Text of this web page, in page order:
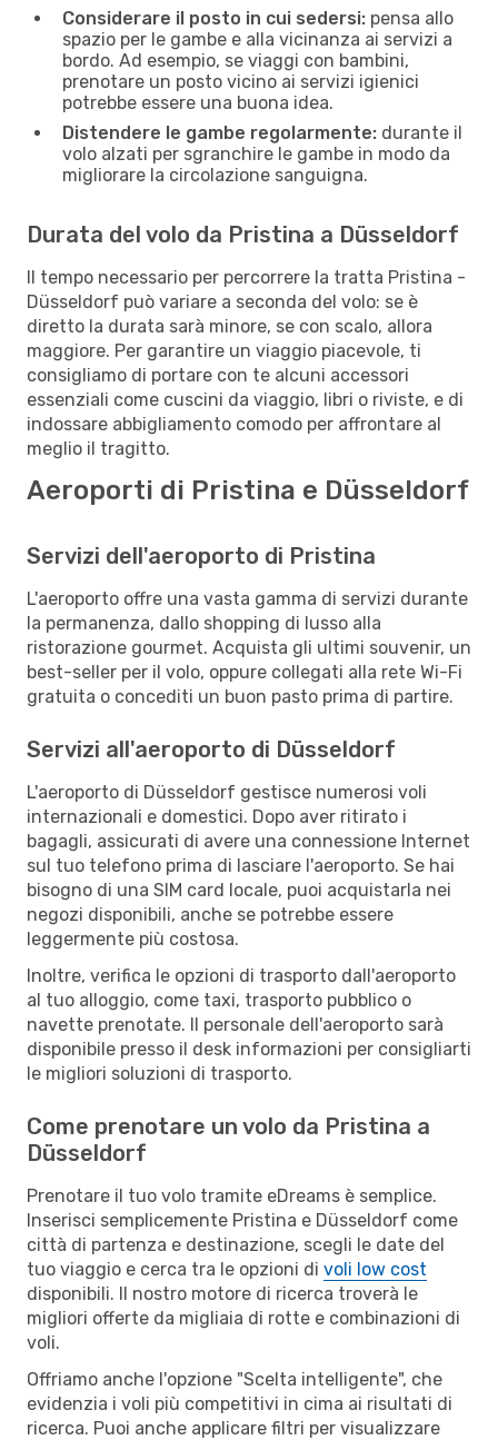
Considerare il posto in cui sedersi: pensa allo
spazio per le gambe e alla vicinanza ai servizi a
bordo. Ad esempio, se viaggi con bambini,
prenotare un posto vicino ai servizi igienici
potrebbe essere una buona idea.
Distendere le gambe regolarmente: durante il
volo alzati per sgranchire le gambe in modo da
migliorare la circolazione sanguigna.
Durata del volo da Pristina a Düsseldorf
Il tempo necessario per percorrere la tratta Pristina -
Düsseldorf può variare a seconda del volo: se è
diretto la durata sarà minore, se con scalo, allora
maggiore. Per garantire un viaggio piacevole, ti
consigliamo di portare con te alcuni accessori
essenziali come cuscini da viaggio, libri o riviste, e di
indossare abbigliamento comodo per affrontare al
meglio il tragitto.
Aeroporti di Pristina e Düsseldorf
Servizi dell'aeroporto di Pristina
L'aeroporto offre una vasta gamma di servizi durante
la permanenza, dallo shopping di lusso alla
ristorazione gourmet. Acquista gli ultimi souvenir, un
best-seller per il volo, oppure collegati alla rete Wi-Fi
gratuita o concediti un buon pasto prima di partire.
Servizi all'aeroporto di Düsseldorf
L'aeroporto di Düsseldorf gestisce numerosi voli
internazionali e domestici. Dopo aver ritirato i
bagagli, assicurati di avere una connessione Internet
sul tuo telefono prima di lasciare l'aeroporto. Se hai
bisogno di una SIM card locale, puoi acquistarla nei
negozi disponibili, anche se potrebbe essere
leggermente più costosa.
Inoltre, verifica le opzioni di trasporto dall'aeroporto
al tuo alloggio, come taxi, trasporto pubblico o
navette prenotate. Il personale dell'aeroporto sarà
disponibile presso il desk informazioni per consigliarti
le migliori soluzioni di trasporto.
Come prenotare un volo da Pristina a
Düsseldorf
Prenotare il tuo volo tramite eDreams è semplice.
Inserisci semplicemente Pristina e Düsseldorf come
città di partenza e destinazione, scegli le date del
tuo viaggio e cerca tra le opzioni di voli low cost
disponibili. Il nostro motore di ricerca troverà le
migliori offerte da migliaia di rotte e combinazioni di
voli.
Offriamo anche l'opzione "Scelta intelligente", che
evidenzia i voli più competitivi in cima ai risultati di
ricerca. Puoi anche applicare filtri per visualizzare